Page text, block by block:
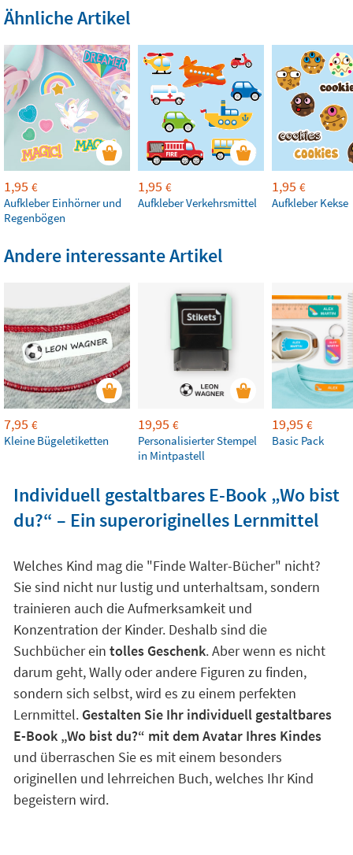
Ähnliche Artikel
1,95 €
Aufkleber Einhörner und
Regenbögen
1,95 €
Aufkleber Verkehrsmittel
1,95 €
Aufkleber Kekse
Andere interessante Artikel
7,95 €
Kleine Bügeletiketten
19,95 €
Personalisierter Stempel
in Mintpastell
19,95 €
Basic Pack
Individuell gestaltbares E-Book „Wo bist
du?“ – Ein superoriginelles Lernmittel
Welches Kind mag die "Finde Walter-Bücher" nicht?
Sie sind nicht nur lustig und unterhaltsam, sondern
trainieren auch die Aufmerksamkeit und
Konzentration der Kinder. Deshalb sind die
Suchbücher ein tolles Geschenk. Aber wenn es nicht
darum geht, Wally oder andere Figuren zu finden,
sondern sich selbst, wird es zu einem perfekten
Lernmittel. Gestalten Sie Ihr individuell gestaltbares
E-Book „Wo bist du?“ mit dem Avatar Ihres Kindes
und überraschen Sie es mit einem besonders
originellen und lehrreichen Buch, welches Ihr Kind
begeistern wird.